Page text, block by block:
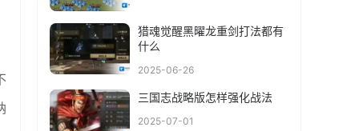
猎魂觉醒黑曜龙重剑打法都有
什么
2025-06-26
三国志战略版怎样强化战法
2025-07-01